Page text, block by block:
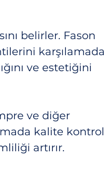
belirler. Fason
karşılamada
ve estetiğini
ve diğer
kalite kontrol
artırır.